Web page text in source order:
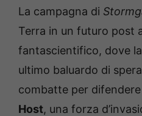
La campagna di
Terra in un futuro post
fantascientifico, dove
ultimo baluardo di
combatte per
Host, una forza